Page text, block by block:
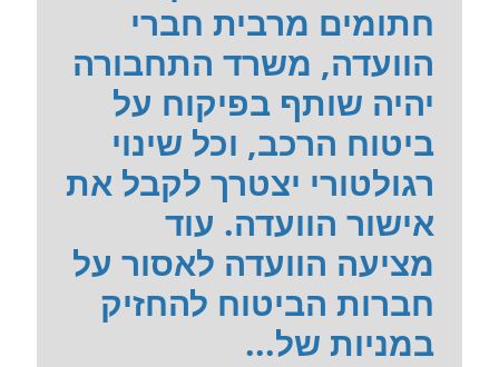
חתומים מרבית חברי
הוועדה, משרד התחבורה
יהיה שותף בפיקוח על
ביטוח הרכב, וכל שינוי
רגולטורי יצטרך לקבל את
אישור הוועדה. עוד
מציעה הוועדה לאסור על
חברות הביטוח להחזיק
במניות של...